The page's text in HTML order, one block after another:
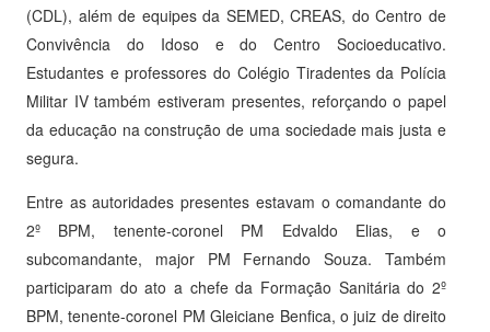
(CDL), além de equipes da SEMED, CREAS, do Centro de
Convivência do Idoso e do Centro Socioeducativo.
Estudantes e professores do Colégio Tiradentes da Polícia
Militar IV também estiveram presentes, reforçando o papel
da educação na construção de uma sociedade mais justa e
segura.
Entre as autoridades presentes estavam o comandante do
2º BPM, tenente-coronel PM Edvaldo Elias, e o
subcomandante, major PM Fernando Souza. Também
participaram do ato a chefe da Formação Sanitária do 2º
BPM, tenente-coronel PM Gleiciane Benfica, o juiz de direito